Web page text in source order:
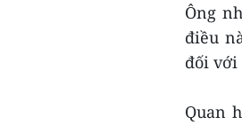
Ông
điều
đối với
Quan